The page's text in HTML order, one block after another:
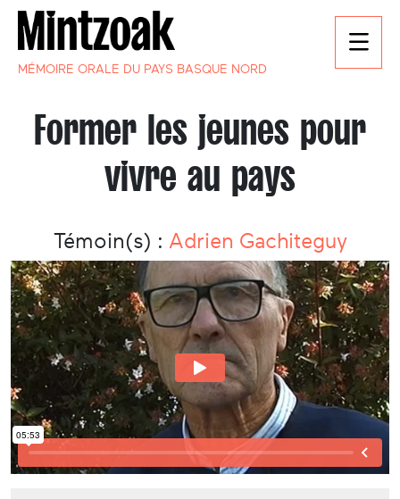
MÉMOIRE ORALE DU PAYS BASQUE NORD
Former les jeunes pour
vivre au pays
Témoin(s) : Adrien Gachiteguy